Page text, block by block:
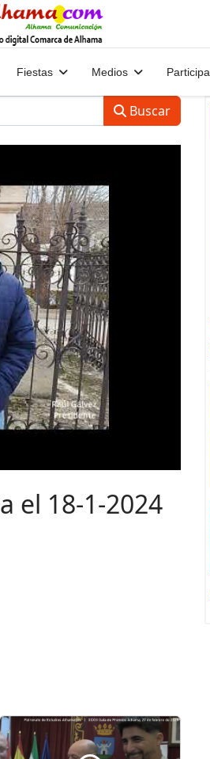
Fiestas Medios Participa
Buscar
el 18-1-2024